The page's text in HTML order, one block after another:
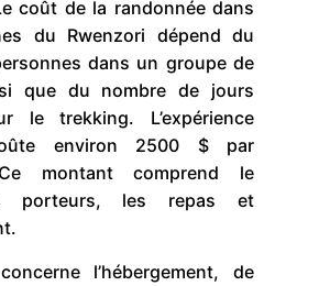
coût de la randonnée dans
du Rwenzori dépend du
dans un groupe de
que du nombre de jours
le trekking. L’expérience
environ 2500 $ par
montant comprend le
porteurs, les repas et
l’hébergement, de